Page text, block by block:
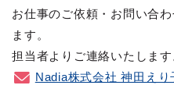
お仕事のご依頼・お問い合
ます。
担当者よりご連絡いたします
Nadia株式会社 神田え